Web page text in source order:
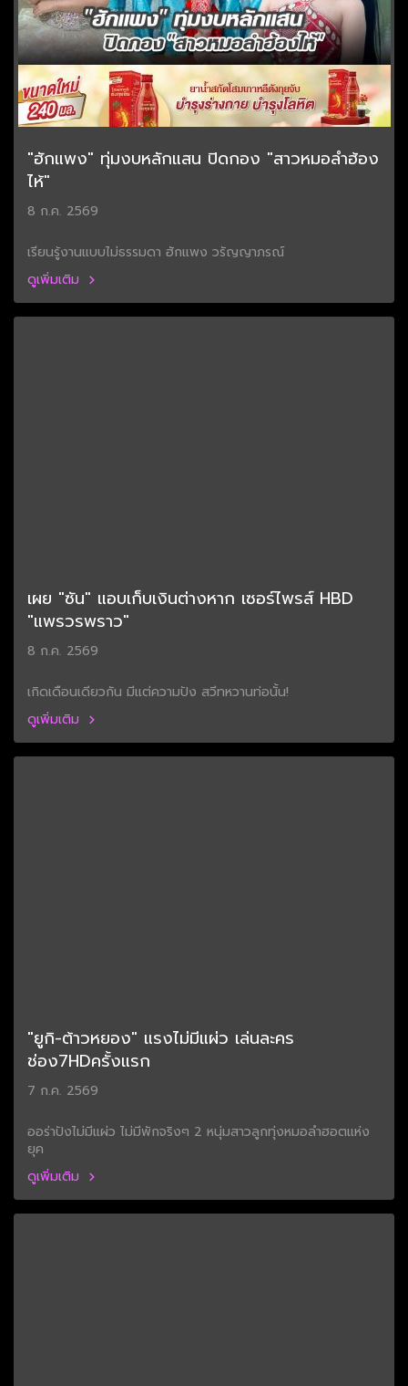
"ฮักแพง" ทุ่มงบหลักแสน ปิดกอง "สาวหมอลำฮ้อง
ไห้"
8 ก.ค. 2569
เรียนรู้งานแบบไม่ธรรมดา ฮักแพง วรัญญาภรณ์
ดูเพิ่มเติม
เผย "ซัน" แอบเก็บเงินต่างหาก เซอร์ไพรส์ HBD
"แพรวรพราว"
8 ก.ค. 2569
เกิดเดือนเดียวกัน มีแต่ความปัง สวีทหวานท่อนั้น!
ดูเพิ่มเติม
"ยูกิ-ต้าวหยอง" แรงไม่มีแผ่ว เล่นละคร
ช่อง7HDครั้งแรก
7 ก.ค. 2569
ออร่าปังไม่มีแผ่ว ไม่มีพักจริงๆ 2 หนุ่มสาวลูกทุ่งหมอลำฮอตแห่ง
ยุค
ดูเพิ่มเติม